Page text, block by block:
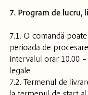
7. Program de lucru,
7.1. O comandă
perioada de
intervalul orar 10.00
legale.
7.2. Termenul de